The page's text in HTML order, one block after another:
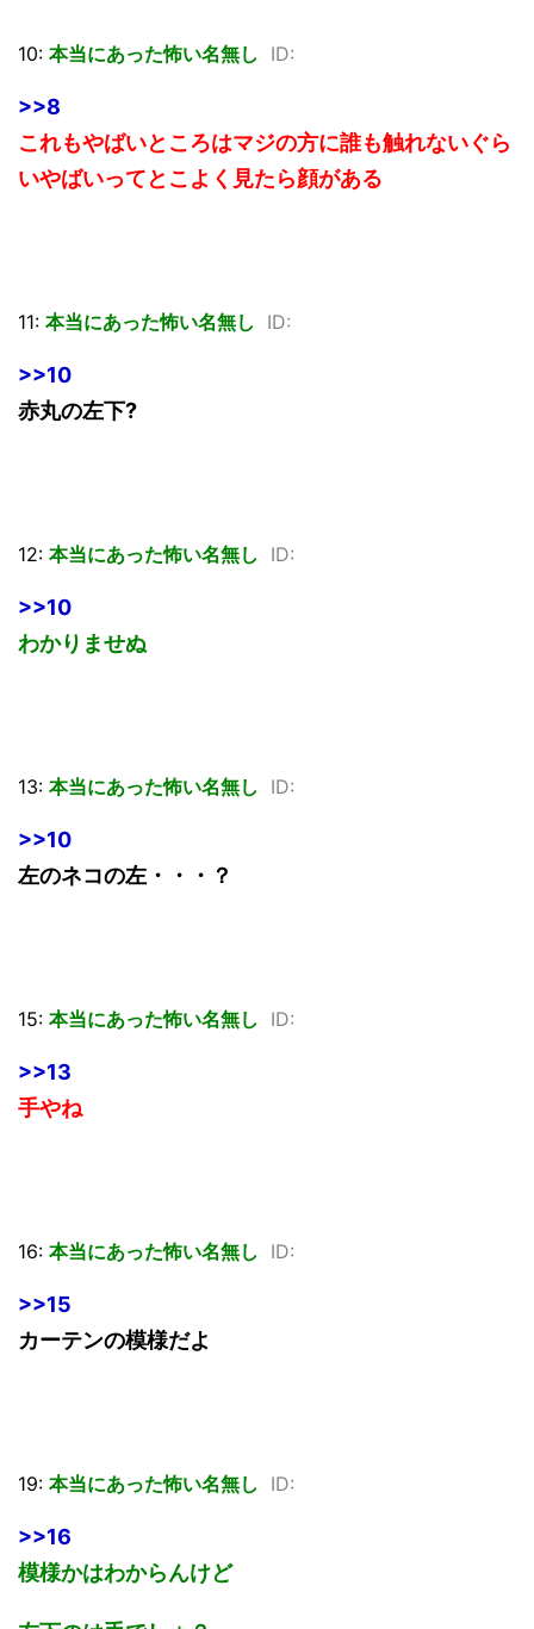
10: 本当にあった怖い名無し ID:
>>8
これもやばいところはマジの方に誰も触れないぐら
いやばいってとこよく見たら顔がある
11: 本当にあった怖い名無し ID:
>>10
赤丸の左下?
12: 本当にあった怖い名無し ID:
>>10
わかりませぬ
13: 本当にあった怖い名無し ID:
>>10
左のネコの左・・・？
15: 本当にあった怖い名無し ID:
>>13
手やね
16: 本当にあった怖い名無し ID:
>>15
カーテンの模様だよ
19: 本当にあった怖い名無し ID:
>>16
模様かはわからんけど